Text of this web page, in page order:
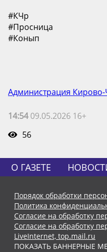
#КЧр
#Просница
#Конып
Администрация
14:5409.05.2026 16+
56
О ГАЗЕТЕ
Порядок обработки
Политика
Согласие на обработку
Согласие на обработку
LiveInternet, top.mail.ru
ПОКАЗАТЬ БАННЕРНЫЕ